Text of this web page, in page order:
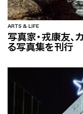
ARTS & LIFE
写真家・戎康友、
る写真集を刊行